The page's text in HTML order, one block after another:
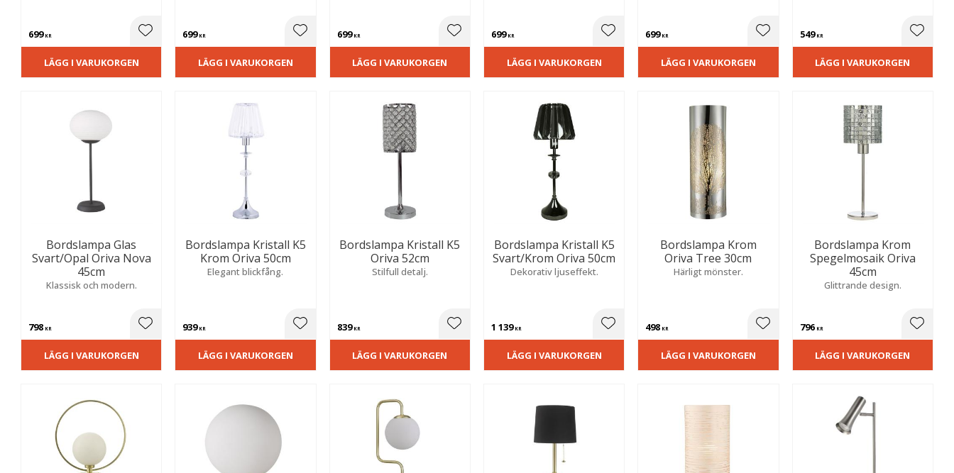
699KR Lägg till i favoriter
LÄGG I VARUKORGEN
699KR Lägg till i favoriter
LÄGG I VARUKORGEN
699KR Lägg till i favoriter
LÄGG I VARUKORGEN
699KR Lägg till i favoriter
LÄGG I VARUKORGEN
699KR Lägg till i favoriter
LÄGG I VARUKORGEN
549KR Lägg
LÄGG I VARUKORGEN
Bordslampa Glas
Svart/Opal Oriva Nova
45cm
Klassisk och modern.
798 KR Lägg till i favoriter
LÄGG I VARUKORGEN
Bordslampa Kristall K5
Krom Oriva 50cm
Elegant blickfång.
939KR Lägg till i favoriter
LÄGG I VARUKORGEN
Bordslampa Kristall K5
Oriva 52cm
Stilfull detalj.
839KR Lägg till i favoriter
LÄGG I VARUKORGEN
Bordslampa Kristall K5
Svart/Krom Oriva 50cm
Dekorativ ljuseffekt.
1 139KR Lägg till i favoriter
LÄGG I VARUKORGEN
Bordslampa Krom
Oriva Tree 30cm
Härligt mönster.
498 KR Lägg till i favoriter
LÄGG I VARUKORGEN
Bordslampa Krom
Spegelmosaik Oriva
45cm
Glittrande design.
796KR Lägg
LÄGG I VARUKORGEN